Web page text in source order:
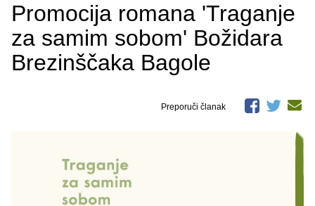
Promocija romana 'Traganje
za samim sobom' Božidara
Brezinščaka Bagole
Preporuči članak